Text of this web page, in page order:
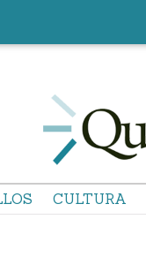
CULTURA